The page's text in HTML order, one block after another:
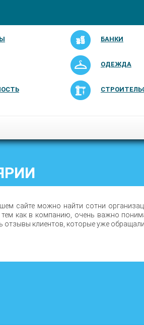
БАНКИ
ОДЕЖДА
сайте можно найти сотни
тем как в компанию, очень важно
отзывы клиентов, которые уже